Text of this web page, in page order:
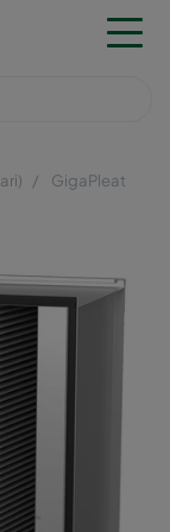
GigaPleat